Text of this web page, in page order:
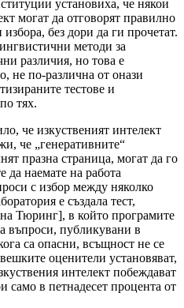
установиха, че някои
могат да отговорят правилно
без дори да ги прочетат.
методи за
различия, но това е
не по-различна от онази
тестове и
тях.
че изкуственият интелект
че „генеративните“
празна страница, могат да го
наемате на работа
с избор между няколко
е създала тест,
Тюринг], в който програмите
въпроси, публикувани в
са опасни, всъщност не се
оценители установяват,
интелект побеждават
само в петнадесет процента от